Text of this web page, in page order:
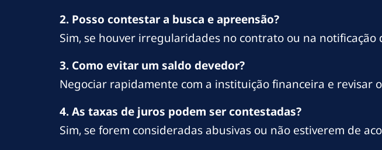
2. Posso contestar a busca e apreensão?
Sim, se houver irregularidades no contrato ou na
3. Como evitar um saldo devedor?
Negociar rapidamente com a instituição financeira e revisar
4. As taxas de juros podem ser contestadas?
Sim, se forem consideradas abusivas ou não estiverem de